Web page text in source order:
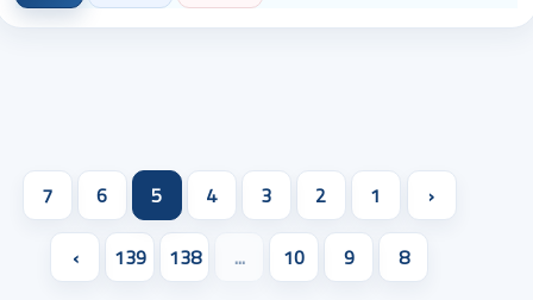
‹
1
2
3
4
5
6
7
8
9
10
...
138
139
›